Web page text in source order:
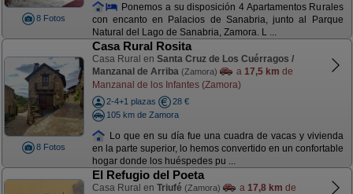
8 Fotos
Ponemos a su disposición 4 Apartamentos Rurales
con encanto en Palacios de Sanabria, junto al Parque
Natural del Lago de Sanabria, Zamora. L ...
8 Fotos
Casa Rural Rosita
Casa Rural en Santa Cruz de Los Cuérragos /
Manzanal de Arriba (Zamora) a 17,5 km de
Manzanal de los Infantes (Zamora)
2-4+1 plazas
28 €
105 km de Zamora
Lo que en su día fue una cuadra de vacas y vivienda
en la parte superior, lo hemos convertido en un confortable
hogar donde los huéspedes pu ...
El Refugio del Poeta
Casa Rural en Triufé (Zamora) a 17,8 km de